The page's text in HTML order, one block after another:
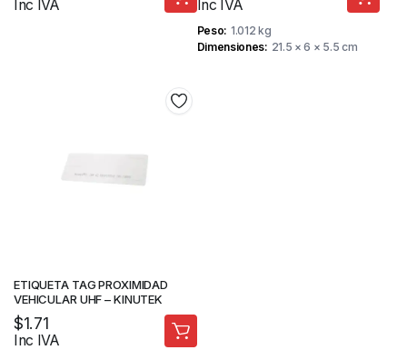
Inc IVA Inc IVA
Peso 1.012 kg
Dimensiones
21.5 × 6 × 5.5 cm
ETIQUETA TAG PROXIMIDAD
VEHICULAR UHF – KINUTEK
$1.71
Inc IVA